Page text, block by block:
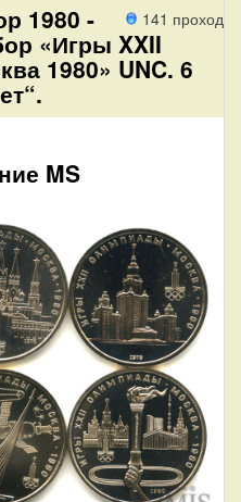
141 проход
1980 -
«Игры XXII
1980» UNC. 6
MS